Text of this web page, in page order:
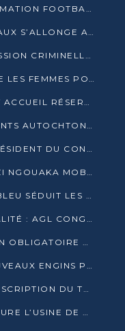
KINTELÉ, FUTUR HUB DE LA FORMATION FOOTBALLISTIQUE AFRICAINE ?
LA LISTE DES HÔPITAUX GÉNÉRAUX S’ALLONGE AU CONGO
JUSTICE : OUVERTURE DE LA SESSION CRIMINELLE À BRAZZAVILLE AVEC 52 DOSSIERS AU RÔLE
L’OFC CUVETTE-OUEST MOBILISE LES FEMMES POUR ACCUEILLIR LE PRÉSIDENT DE LA RÉPUBLIQUE
VISITE DE TRAVAIL : UN VIBRANT ACCUEIL RÉSERVÉ À DENIS SASSOU-N’GUESSO PAR L’ASSOCIATION « LES AMIS DE WOMO »
LÉKOUMOU : PLUS DE 900 ENFANTS AUTOCHTONES REÇOIVENT DES KITS SCOLAIRES GRÂCE À L’ESPACE OPOKO
PASCAL TSATY-MABIALA ÉLU PRÉSIDENT DU CONSEIL NATIONAL DE L’UPADS
LA SECTION 1-PCT MOUKOUNDZI NGOUAKA MOBILISE 100 000 FCFA POUR LE 6ᵉ CONGRÈS DU PARTI
BASSIN DU CONGO : LE FONDS BLEU SÉDUIT LES BAILLEURS À BELÉM
JOURNÉE MONDIALE DE LA QUALITÉ : AGL CONGO FORME ET SENSIBILISE LES JEUNES TALENTS
L’ACPE LANCE LA CERTIFICATION OBLIGATOIRE DES CONTRATS DE TRAVAIL DES TRANSPORTEURS
POINTE-NOIRE SE DOTE DE NOUVEAUX ENGINS POUR L’ASSAINISSEMENT ET L’ENTRETIEN ROUTIER
DES MÉDECINS DEMANDENT L’INSCRIPTION DU TRAITEMENT DU PIED-BOT DANS LES CURSUS UNIVERSITAIRES
DÉNIS SASSOU N’GUESSO INAUGURE L’USINE DE VALORISATION DU GAZ ASSOCIÉ